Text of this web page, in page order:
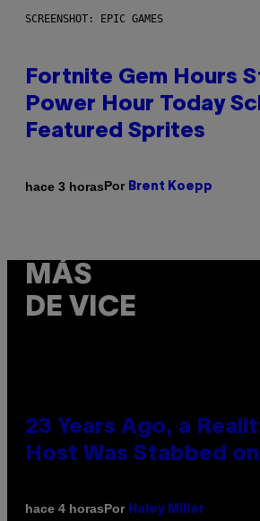
SCREENSHOT: EPIC GAMES
Fortnite Gem Hours
Power Hour Today
Featured Sprites
hace 3 horasPor Brent Koepp
MÁS
DE VICE
23 Years Ago, a
Host Was Stabbed
hace 4 horasPor Haley Miller